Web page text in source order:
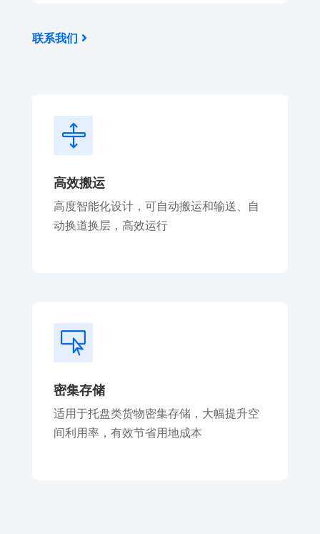
联系我们

高效搬运
高度智能化设计，可自动搬运和输送、自
动换道换层，高效运行

密集存储
适用于托盘类货物密集存储，大幅提升空
间利用率，有效节省用地成本